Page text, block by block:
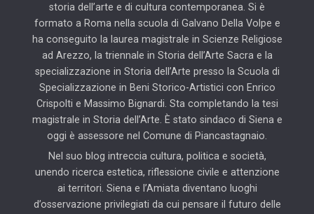
storia dell’arte e di cultura contemporanea. Si è
formato a Roma nella scuola di Galvano Della Volpe e
ha conseguito la laurea magistrale in Scienze Religiose
ad Arezzo, la triennale in Storia dell’Arte Sacra e la
specializzazione in Storia dell’Arte presso la Scuola di
Specializzazione in Beni Storico-Artistici con Enrico
Crispolti e Massimo Bignardi. Sta completando la tesi
magistrale in Storia dell’Arte. È stato sindaco di Siena e
oggi è assessore nel Comune di Piancastagnaio.
Nel suo blog intreccia cultura, politica e società,
unendo ricerca estetica, riflessione civile e attenzione
ai territori. Siena e l’Amiata diventano luoghi
d’osservazione privilegiati da cui pensare il futuro delle